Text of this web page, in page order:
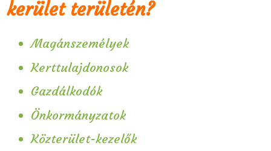
kerület területén?
Magánszemélyek
Kerttulajdonosok
Gazdálkodók
Önkormányzatok
Közterület-kezelők